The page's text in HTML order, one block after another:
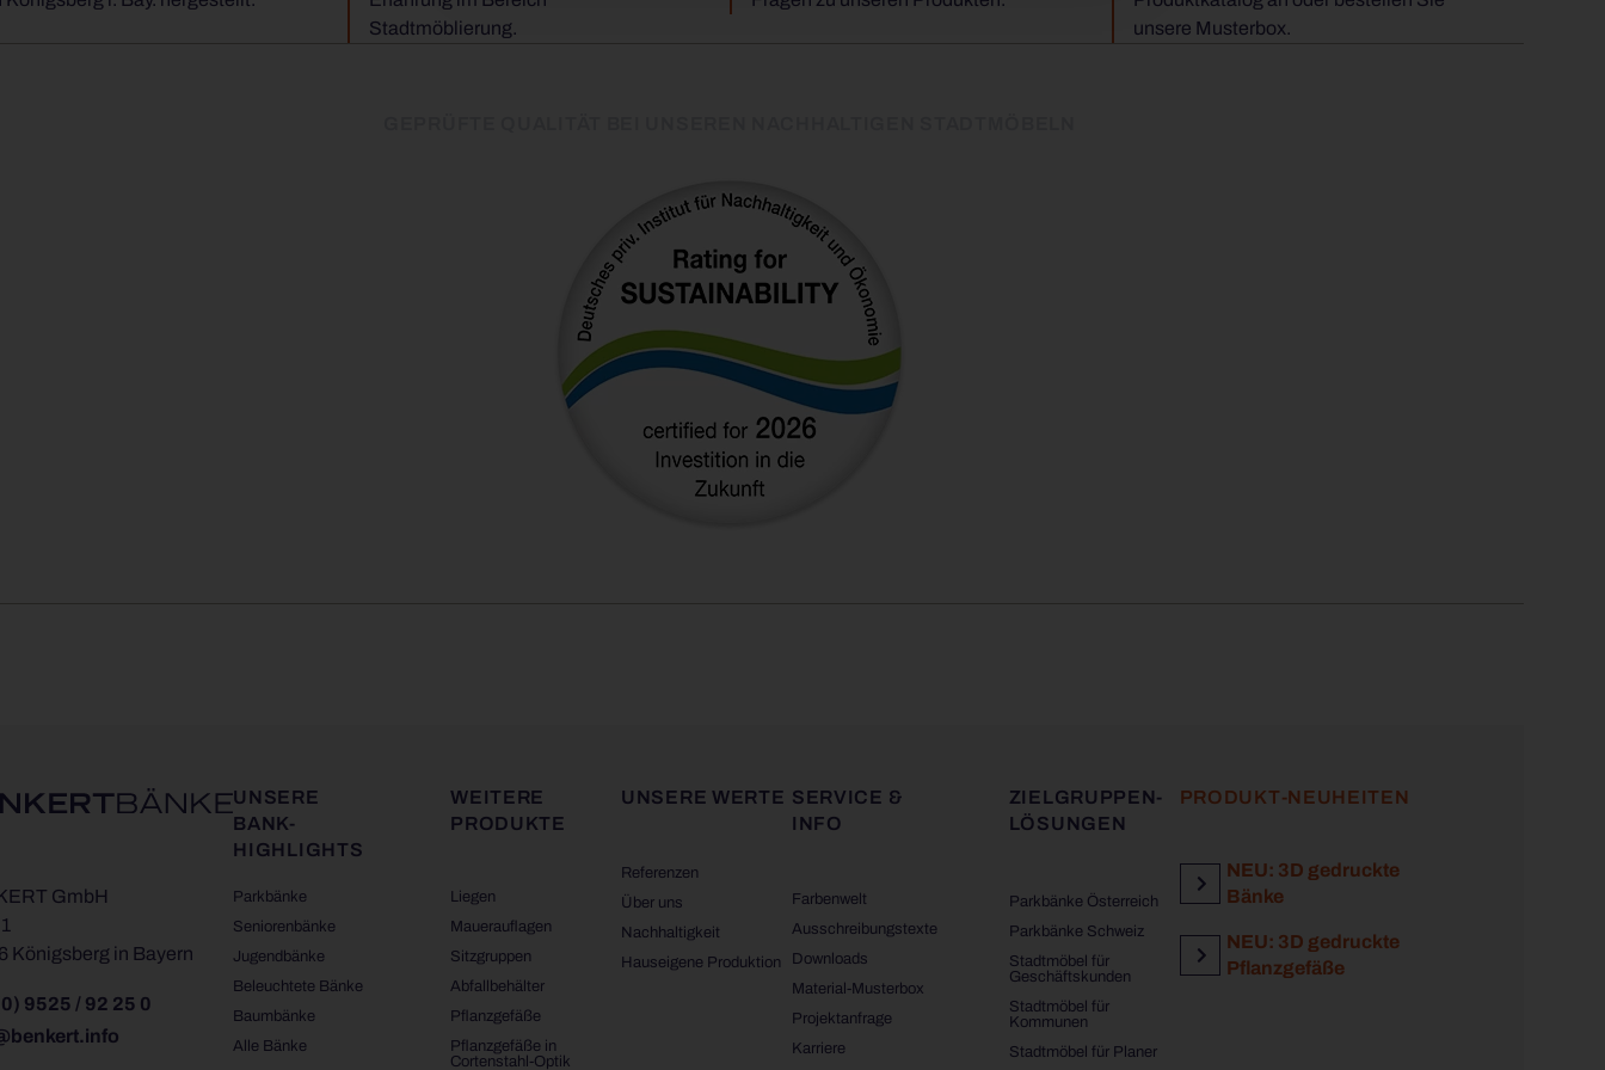
Stadtmöblierung.
unsere Musterbox.
GmbH
Königsberg in Bayern
9525 / 92 25 0
UNSERE
BANK-
HIGHLIGHTS
Parkbänke
Seniorenbänke
Jugendbänke
Beleuchtete Bänke
Baumbänke
Alle Bänke
WEITERE
PRODUKTE
Liegen
Mauerauflagen
Sitzgruppen
Abfallbehälter
Pflanzgefäße
Pflanzgefäße in
Cortenstahl-Optik
UNSERE WERTE
Referenzen
Über uns
Nachhaltigkeit
Hauseigene Produktion
SERVICE &
INFO
Farbenwelt
Ausschreibungstexte
Downloads
Material-Musterbox
Projektanfrage
Karriere
ZIELGRUPPEN-
LÖSUNGEN
Parkbänke Österreich
Parkbänke Schweiz
Stadtmöbel für
Geschäftskunden
Stadtmöbel für
Kommunen
Stadtmöbel für Planer
PRODUKT-NEUHEITEN
NEU: 3D gedruckte
Bänke
NEU: 3D gedruckte
Pflanzgefäße